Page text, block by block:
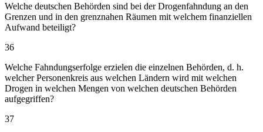
Welche deutschen Behörden sind bei der Drogenfahndung an den
Grenzen und in den grenznahen Räumen mit welchem finanziellen
Aufwand beteiligt?
36
Welche Fahndungserfolge erzielen die einzelnen Behörden, d. h.
welcher Personenkreis aus welchen Ländern wird mit welchen
Drogen in welchen Mengen von welchen deutschen Behörden
aufgegriffen?
37